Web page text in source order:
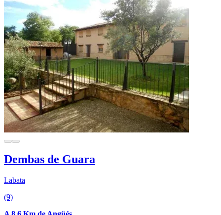
Dembas de Guara
Labata
(9)